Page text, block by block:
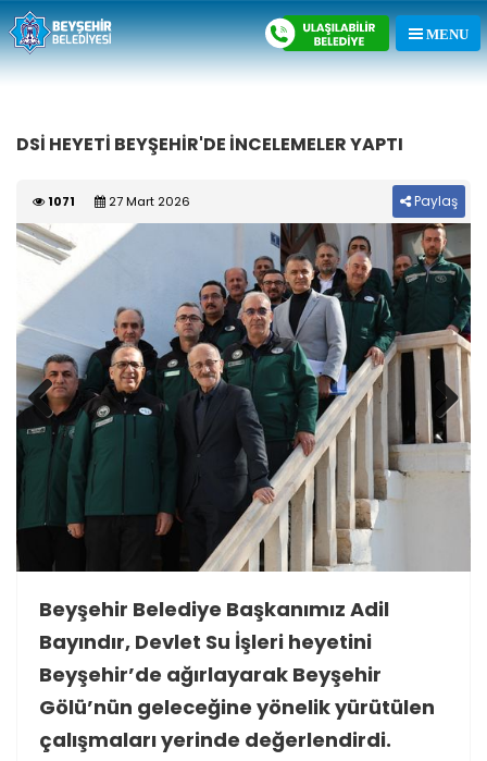
DSİ HEYETİ BEYŞEHİR'DE İNCELEMELER YAPTI
1071 27 Mart 2026 Paylaş
Previous Next
Beyşehir Belediye Başkanımız Adil
Bayındır, Devlet Su İşleri heyetini
Beyşehir’de ağırlayarak Beyşehir
Gölü’nün geleceğine yönelik yürütülen
çalışmaları yerinde değerlendirdi.